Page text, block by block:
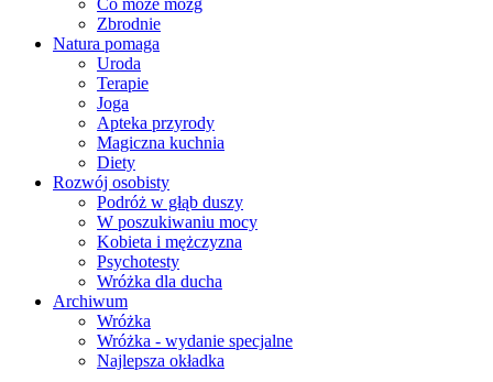
Co może mózg
Zbrodnie
Natura pomaga
Uroda
Terapie
Joga
Apteka przyrody
Magiczna kuchnia
Diety
Rozwój osobisty
Podróż w głąb duszy
W poszukiwaniu mocy
Kobieta i mężczyzna
Psychotesty
Wróżka dla ducha
Archiwum
Wróżka
Wróżka - wydanie specjalne
Najlepsza okładka